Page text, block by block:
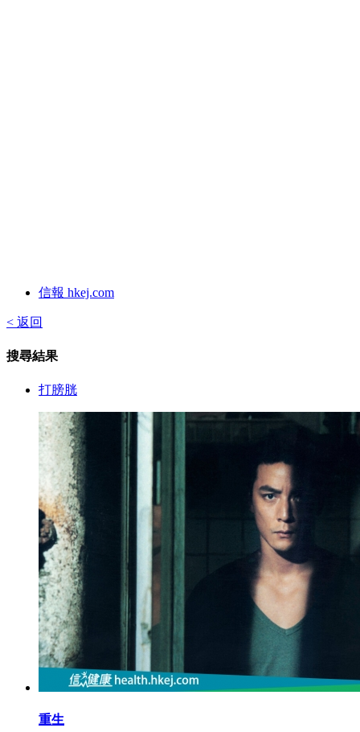
信報 hkej.com
< 返回
搜尋結果
打膀胱
重生